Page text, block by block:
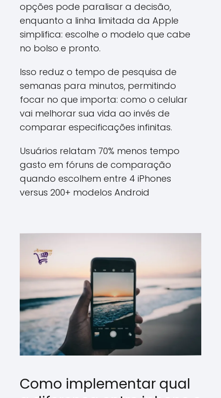
opções pode paralisar a decisão,
enquanto a linha limitada da Apple
simplifica: escolhe o modelo que cabe
no bolso e pronto.
Isso reduz o tempo de pesquisa de
semanas para minutos, permitindo
focar no que importa: como o celular
vai melhorar sua vida ao invés de
comparar especificações infinitas.
Usuários relatam 70% menos tempo
gasto em fóruns de comparação
quando escolhem entre 4 iPhones
versus 200+ modelos Android
Como implementar qual